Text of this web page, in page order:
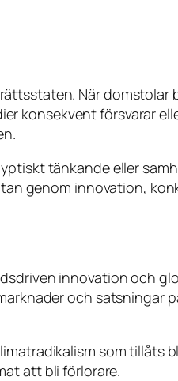
När domstolar
konsekvent försvarar
tänkande eller
genom innovation,
innovation och
och satsningar
som tillåts
att bli förlorare.